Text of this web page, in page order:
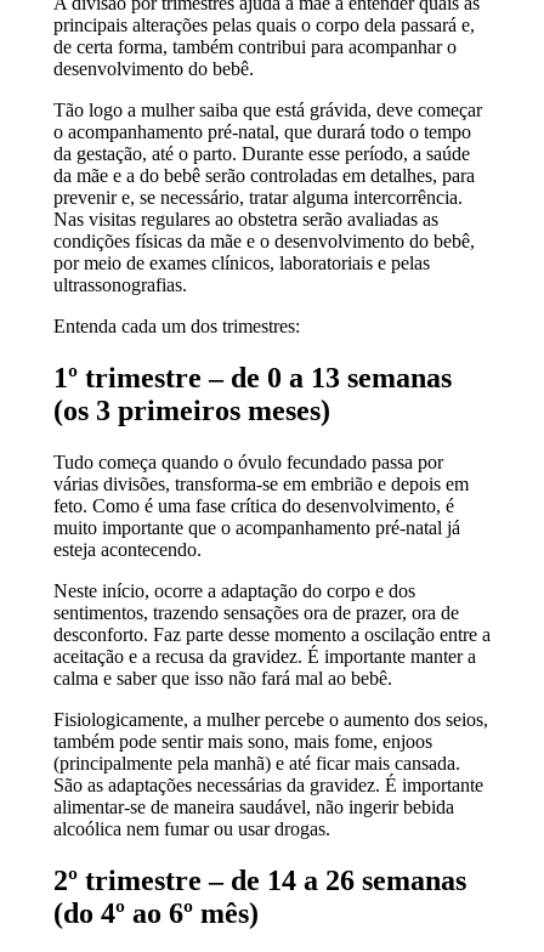
principais alterações pelas quais o corpo dela passará e,
de certa forma, também contribui para acompanhar o
desenvolvimento do bebê.
Tão logo a mulher saiba que está grávida, deve começar
o acompanhamento pré-natal, que durará todo o tempo
da gestação, até o parto. Durante esse período, a saúde
da mãe e a do bebê serão controladas em detalhes, para
prevenir e, se necessário, tratar alguma intercorrência.
Nas visitas regulares ao obstetra serão avaliadas as
condições físicas da mãe e o desenvolvimento do bebê,
por meio de exames clínicos, laboratoriais e pelas
ultrassonografias.
Entenda cada um dos trimestres:
1º trimestre – de 0 a 13 semanas
(os 3 primeiros meses)
Tudo começa quando o óvulo fecundado passa por
várias divisões, transforma-se em embrião e depois em
feto. Como é uma fase crítica do desenvolvimento, é
muito importante que o acompanhamento pré-natal já
esteja acontecendo.
Neste início, ocorre a adaptação do corpo e dos
sentimentos, trazendo sensações ora de prazer, ora de
desconforto. Faz parte desse momento a oscilação entre a
aceitação e a recusa da gravidez. É importante manter a
calma e saber que isso não fará mal ao bebê.
Fisiologicamente, a mulher percebe o aumento dos seios,
também pode sentir mais sono, mais fome, enjoos
(principalmente pela manhã) e até ficar mais cansada.
São as adaptações necessárias da gravidez. É importante
alimentar-se de maneira saudável, não ingerir bebida
alcoólica nem fumar ou usar drogas.
2º trimestre – de 14 a 26 semanas
(do 4º ao 6º mês)